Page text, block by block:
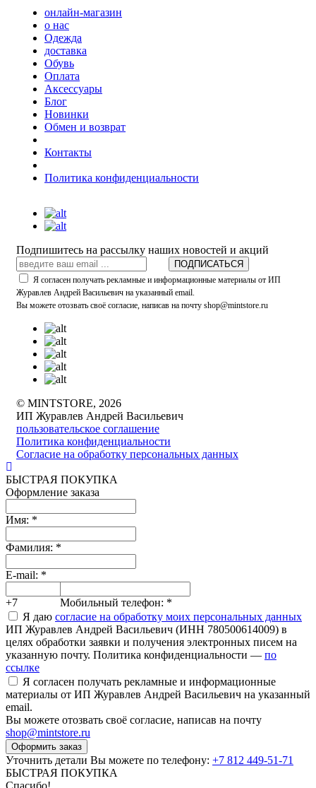
онлайн-магазин
о нас
Одежда
доставка
Обувь
Оплата
Аксессуары
Блог
Новинки
Обмен и возврат
Контакты
Политика конфиденциальности
Подпишитесь на рассылку наших новостей и акций
ПОДПИСАТЬСЯ
Я согласен получать рекламные и информационные материалы от ИП
Журавлев Андрей Васильевич на указанный email.
Вы можете отозвать своё согласие, написав на почту shop@mintstore.ru
© MINTSTORE, 2026
ИП Журавлев Андрей Васильевич
пользовательское соглашение
Политика конфиденциальности
Согласие на обработку персональных данных
БЫСТРАЯ ПОКУПКА
Оформление заказа
Имя: *
Фамилия: *
E-mail: *
+7 Мобильный телефон: *
Я даю согласие на обработку моих персональных данных
ИП Журавлев Андрей Васильевич (ИНН 780500614009) в
целях обработки заявки и получения электронных писем на
указанную почту. Политика конфиденциальности — по
ссылке
Я согласен получать рекламные и информационные
материалы от ИП Журавлев Андрей Васильевич на указанный
email.
Вы можете отозвать своё согласие, написав на почту
shop@mintstore.ru
Оформить заказ
Уточнить детали Вы можете по телефону: +7 812 449-51-71
БЫСТРАЯ ПОКУПКА